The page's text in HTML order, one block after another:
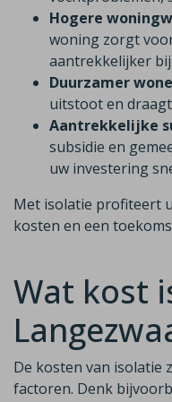
Hogere
woning zorgt
aantrekkelijker
Duurzamer
uitstoot en
Aantrekkelijke
subsidie en
uw investering
Met isolatie profiteert
kosten en een
Wat kost
De kosten van isolatie
factoren. Denk